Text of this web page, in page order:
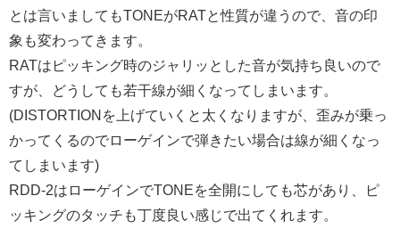
とは言いましてもTONEがRATと性質が違うので、音の印
象も変わってきます。
RATはピッキング時のジャリッとした音が気持ち良いので
すが、どうしても若干線が細くなってしまいます。
(DISTORTIONを上げていくと太くなりますが、歪みが乗っ
かってくるのでローゲインで弾きたい場合は線が細くなっ
てしまいます)
RDD-2はローゲインでTONEを全開にしても芯があり、ピ
ッキングのタッチも丁度良い感じで出てくれます。